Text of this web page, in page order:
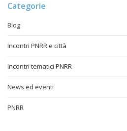
Categorie
Blog
Incontri PNRR e città
Incontri tematici PNRR
News ed eventi
PNRR